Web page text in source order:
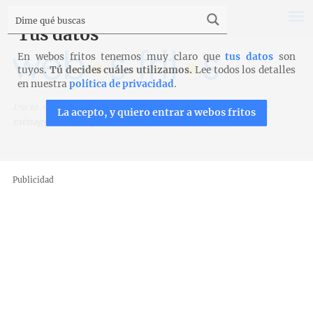
Recetas para Cook Expert de Magimix
Gâteau de
ménage de Marie para Cook Expert
Publicidad
Tus datos
En webos fritos tenemos muy claro quetus datos son
tuyos. Tú decides cuáles utilizamos. Lee todos los detalles
en nuestrapolítica de privacidad.
La acepto, y quiero entrar a webos fritos